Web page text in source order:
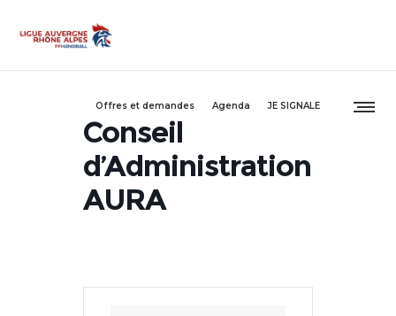
Offres et demandes Agenda JE SIGNALE
Conseil
d’Administration
AURA